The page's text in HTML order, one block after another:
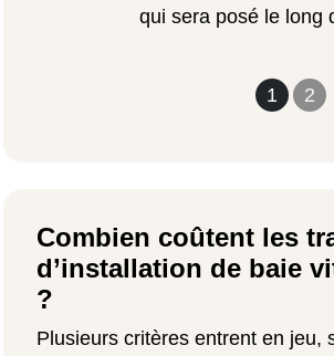
1 2
qui sera posé le long
Combien coûtent les
d’installation de baie
?
Plusieurs critères entrent en jeu,